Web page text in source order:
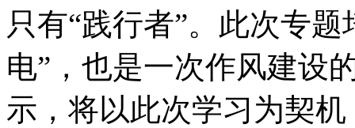
只有“践行者”。此次专
电”，也是一次作风建
示，将以此次学习为契